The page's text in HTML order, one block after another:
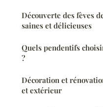
Découverte des fèves
saines et délicieuses
Quels pendentifs
?
Décoration et
et extérieur